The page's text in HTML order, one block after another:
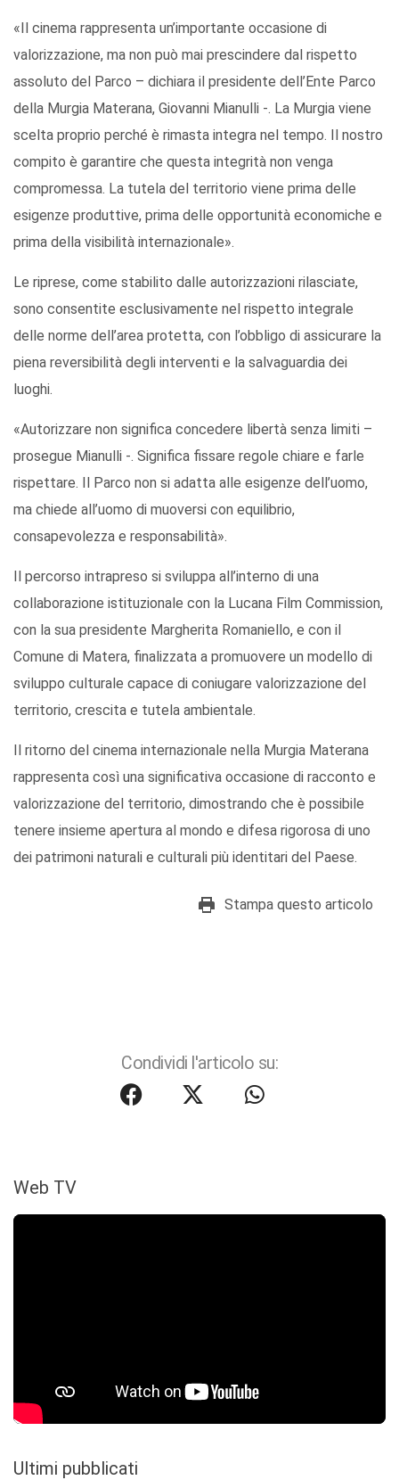
«Il cinema rappresenta un’importante occasione di
valorizzazione, ma non può mai prescindere dal rispetto
assoluto del Parco – dichiara il presidente dell’Ente Parco
della Murgia Materana, Giovanni Mianulli -. La Murgia viene
scelta proprio perché è rimasta integra nel tempo. Il nostro
compito è garantire che questa integrità non venga
compromessa. La tutela del territorio viene prima delle
esigenze produttive, prima delle opportunità economiche e
prima della visibilità internazionale».
Le riprese, come stabilito dalle autorizzazioni rilasciate,
sono consentite esclusivamente nel rispetto integrale
delle norme dell’area protetta, con l’obbligo di assicurare la
piena reversibilità degli interventi e la salvaguardia dei
luoghi.
«Autorizzare non significa concedere libertà senza limiti –
prosegue Mianulli -. Significa fissare regole chiare e farle
rispettare. Il Parco non si adatta alle esigenze dell’uomo,
ma chiede all’uomo di muoversi con equilibrio,
consapevolezza e responsabilità».
Il percorso intrapreso si sviluppa all’interno di una
collaborazione istituzionale con la Lucana Film Commission,
con la sua presidente Margherita Romaniello, e con il
Comune di Matera, finalizzata a promuovere un modello di
sviluppo culturale capace di coniugare valorizzazione del
territorio, crescita e tutela ambientale.
Il ritorno del cinema internazionale nella Murgia Materana
rappresenta così una significativa occasione di racconto e
valorizzazione del territorio, dimostrando che è possibile
tenere insieme apertura al mondo e difesa rigorosa di uno
dei patrimoni naturali e culturali più identitari del Paese.
Stampa questo articolo
Condividi l'articolo su:
Web TV
Ultimi pubblicati